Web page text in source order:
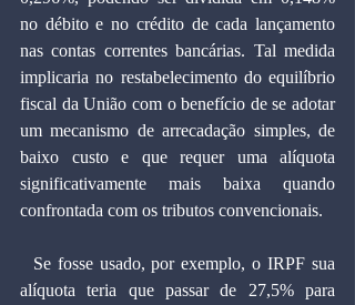
no débito e no crédito de cada lançamento
nas contas correntes bancárias. Tal medida
implicaria no restabelecimento do equilíbrio
fiscal da União com o benefício de se adotar
um mecanismo de arrecadação simples, de
baixo custo e que requer uma alíquota
significativamente mais baixa quando
confrontada com os tributos convencionais.
alíquota teria que passar de 27,5% para